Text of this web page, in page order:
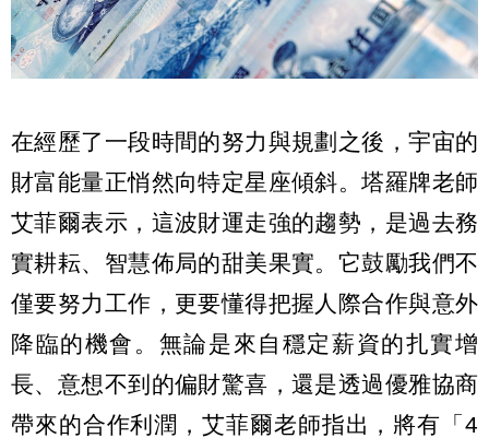
在經歷了一段時間的努力與規劃之後，宇宙的
財富能量正悄然向特定星座傾斜。塔羅牌老師
艾菲爾表示，這波財運走強的趨勢，是過去務
實耕耘、智慧佈局的甜美果實。它鼓勵我們不
僅要努力工作，更要懂得把握人際合作與意外
降臨的機會。無論是來自穩定薪資的扎實增
長、意想不到的偏財驚喜，還是透過優雅協商
帶來的合作利潤，艾菲爾老師指出，將有「4